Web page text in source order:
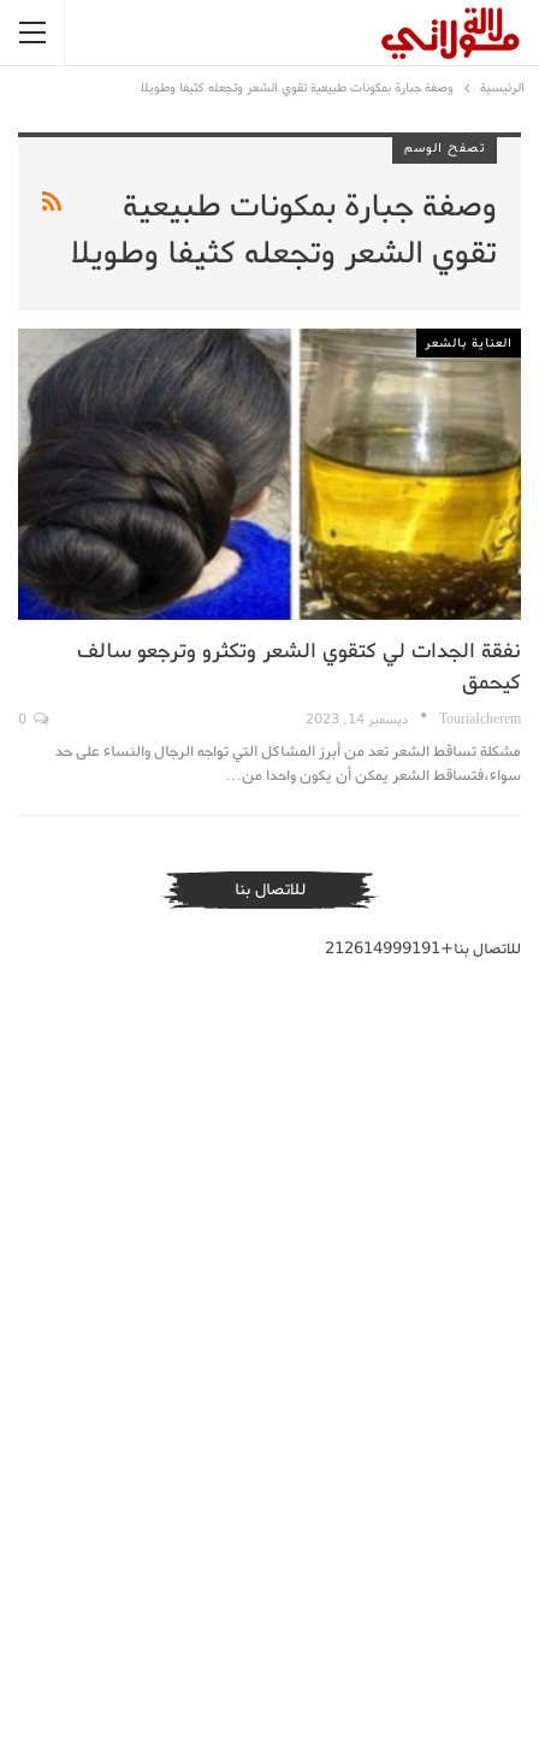
الرئيسية وصفة جبارة بمكونات طبيعية تقوي الشعر وتجعله كثيفا وطويلا
تصفح الوسم
وصفة جبارة بمكونات طبيعية
تقوي الشعر وتجعله كثيفا وطويلا
العناية بالشعر
نفقة الجدات لي كتقوي الشعر وتكثرو وترجعو سالف
كيحمق
TouriaIcherem ديسمبر 14, 2023
مشكلة تساقط الشعر تعد من أبرز المشاكل التي تواجه الرجال والنساء على حد
سواء،فتساقط الشعر يمكن أن يكون واحدا من…
للاتصال بنا
للاتصال بنا+212614999191